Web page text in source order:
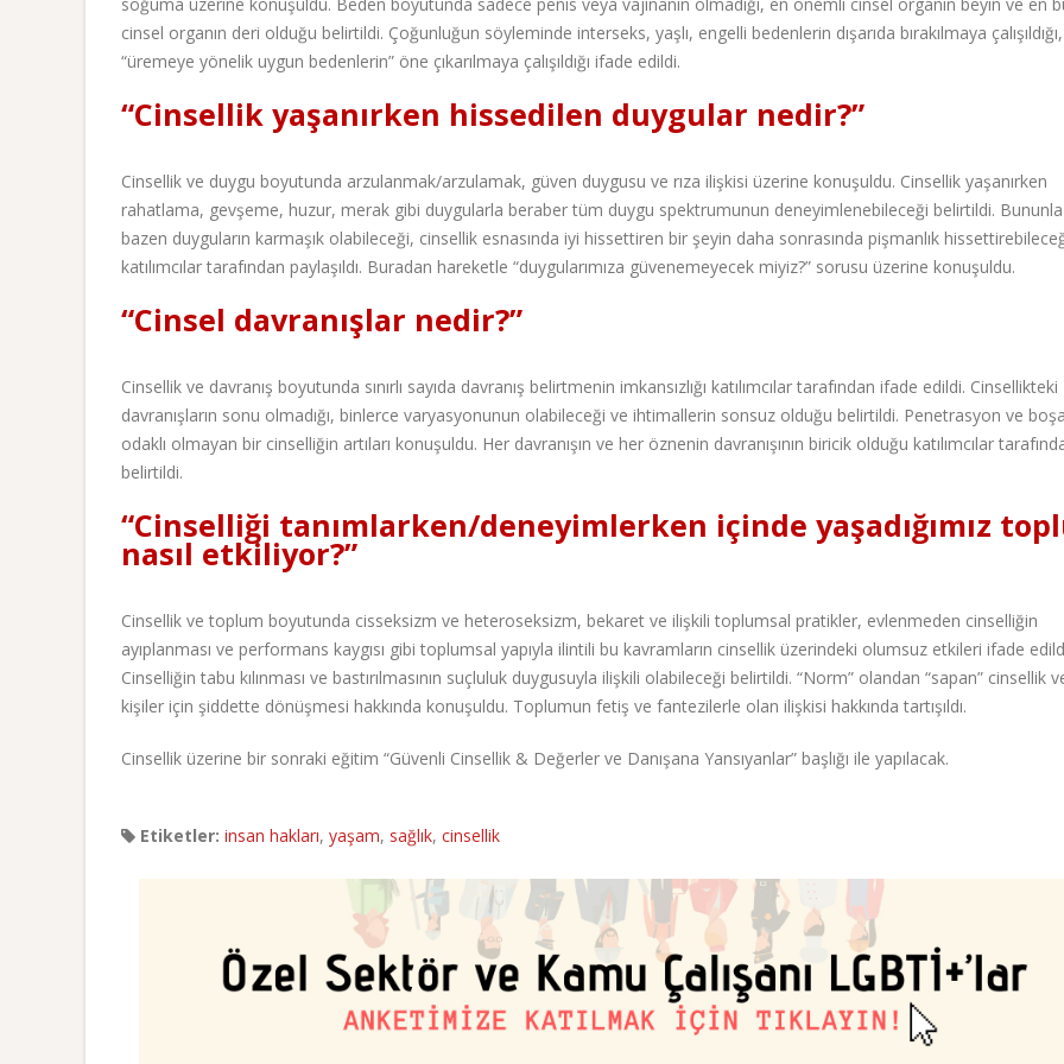
cinsel organın deri olduğu belirtildi. Çoğunluğun söyleminde interseks, yaşlı, engelli bedenlerin dışarıda bırakılmaya çalışıldığı,
“üremeye yönelik uygun bedenlerin” öne çıkarılmaya çalışıldığı ifade edildi.
“Cinsellik yaşanırken hissedilen duygular nedir?”
Cinsellik ve duygu boyutunda arzulanmak/arzulamak, güven duygusu ve rıza ilişkisi üzerine konuşuldu. Cinsellik yaşanırken
rahatlama, gevşeme, huzur, merak gibi duygularla beraber tüm duygu spektrumunun deneyimlenebileceği belirtildi.
bazen duyguların karmaşık olabileceği, cinsellik esnasında iyi hissettiren bir şeyin daha sonrasında pişmanlık
katılımcılar tarafından paylaşıldı. Buradan hareketle “duygularımıza güvenemeyecek miyiz?” sorusu üzerine konuşuldu.
“Cinsel davranışlar nedir?”
Cinsellik ve davranış boyutunda sınırlı sayıda davranış belirtmenin imkansızlığı katılımcılar tarafından ifade edildi. Cinsellikteki
davranışların sonu olmadığı, binlerce varyasyonunun olabileceği ve ihtimallerin sonsuz olduğu belirtildi. Penetrasyon ve
odaklı olmayan bir cinselliğin artıları konuşuldu. Her davranışın ve her öznenin davranışının biricik olduğu katılımcılar
belirtildi.
“Cinselliği tanımlarken/deneyimlerken içinde yaşadığımız
nasıl etkiliyor?”
Cinsellik ve toplum boyutunda cisseksizm ve heteroseksizm, bekaret ve ilişkili toplumsal pratikler, evlenmeden cinselliğin
ayıplanması ve performans kaygısı gibi toplumsal yapıyla ilintili bu kavramların cinsellik üzerindeki olumsuz etkileri ifade
Cinselliğin tabu kılınması ve bastırılmasının suçluluk duygusuyla ilişkili olabileceği belirtildi. “Norm” olandan “sapan” cinsellik
kişiler için şiddette dönüşmesi hakkında konuşuldu. Toplumun fetiş ve fantezilerle olan ilişkisi hakkında tartışıldı.
Cinsellik üzerine bir sonraki eğitim “Güvenli Cinsellik & Değerler ve Danışana Yansıyanlar” başlığı ile yapılacak.
Etiketler: insan hakları, yaşam, sağlık, cinsellik